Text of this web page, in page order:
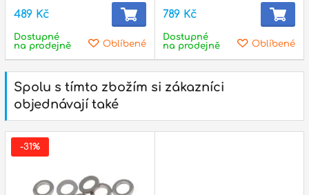
489 Kč
Oblíbené
Dostupné
na prodejně
789 Kč
Oblíbené
Dostupné
na prodejně
Spolu s tímto zbožím si zákazníci
objednávají také
-31%